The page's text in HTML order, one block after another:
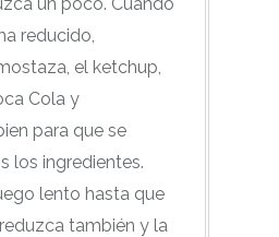
reducido,
el ketchup,
Cola y
para que se
los ingredientes.
lento hasta que
también y la